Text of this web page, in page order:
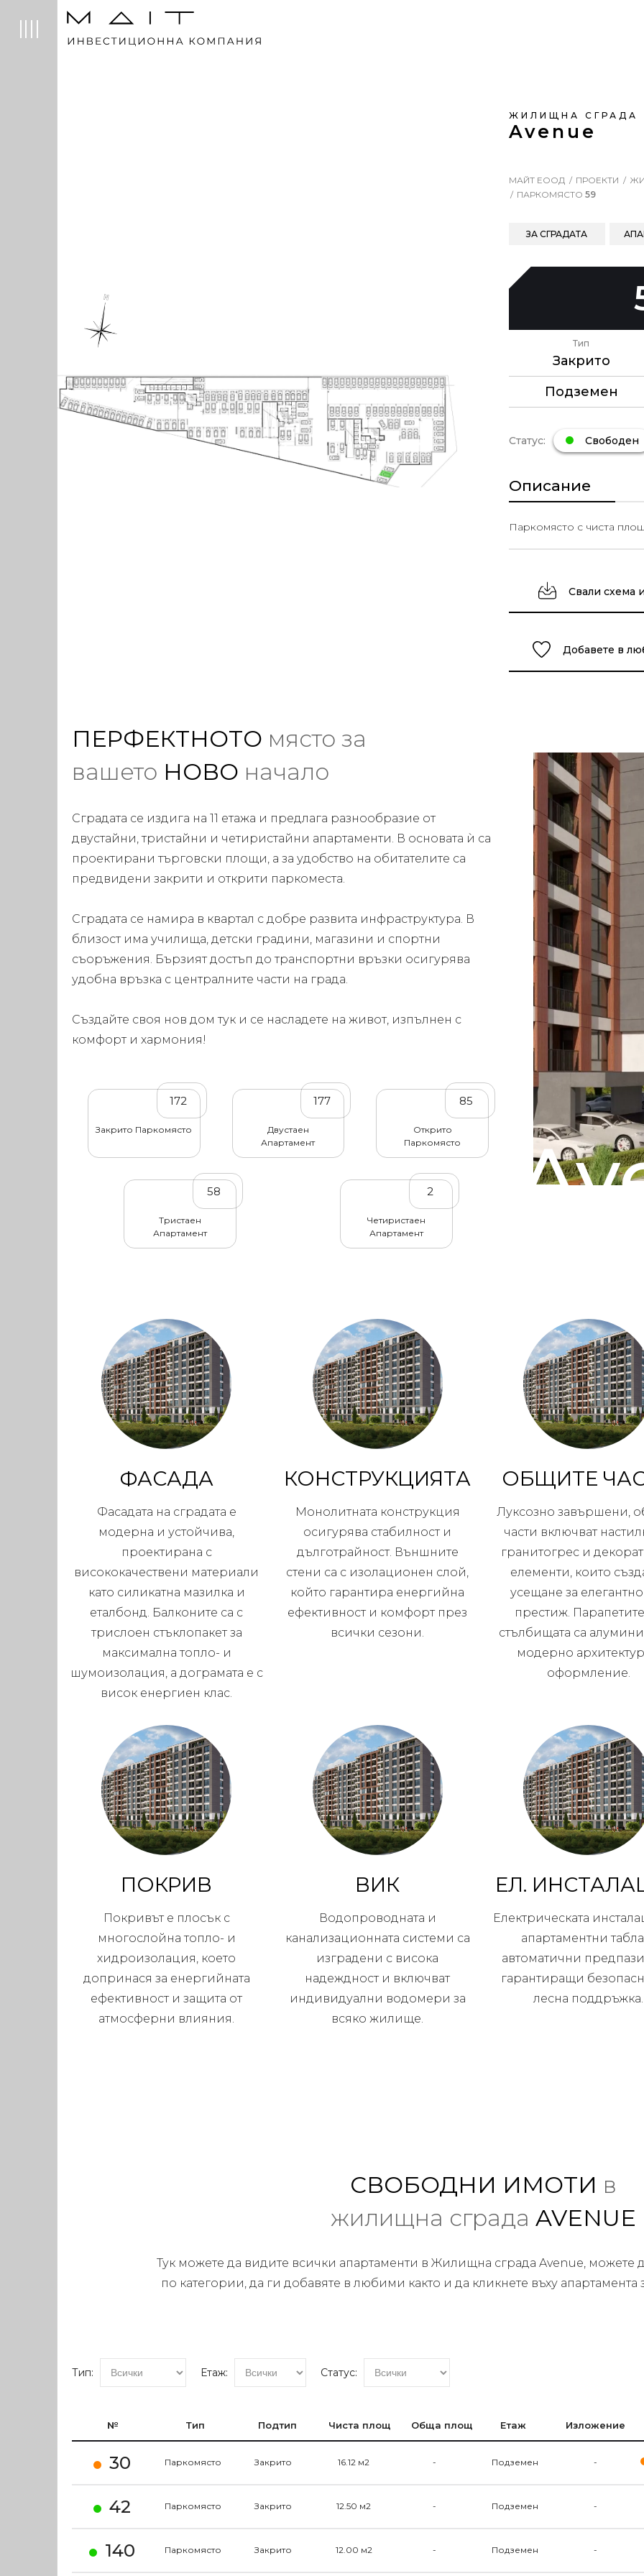
ЖИЛИЩНА СГРАДА
Avenue
МАЙТ ЕООД ПРОЕКТИ
ПАРКОМЯСТО 59
ЗА СГРАДАТА
Тип
Закрито
Подземен
Статус: Свободен
Описание
Паркомясто с чиста площ
Свали схема
Добавете в
ПЕРФЕКТНОТО място за
вашето НОВО начало
Сградата се издига на 11 етажа и предлага разнообразие от
двустайни, тристайни и четиристайни апартаменти. В основата ѝ са
проектирани търговски площи, а за удобство на обитателите са
предвидени закрити и открити паркоместа.
Сградата се намира в квартал с добре развита инфраструктура. В
близост има училища, детски градини, магазини и спортни
съоръжения. Бързият достъп до транспортни връзки осигурява
удобна връзка с централните части на града.
Създайте своя нов дом тук и се насладете на живот, изпълнен с
комфорт и хармония!
172
Закрито Паркомясто
177
Двустаен
Апартамент
85
Открито
Паркомясто
58
Тристаен
Апартамент
2
Четиристаен
Апартамент
ФАСАДА
Фасадата на сградата е
модерна и устойчива,
проектирана с
висококачествени материали
като силикатна мазилка и
еталбонд. Балконите са с
трислоен стъклопакет за
максимална топло- и
шумоизолация, а дограмата е с
висок енергиен клас.
КОНСТРУКЦИЯТА
Монолитната конструкция
осигурява стабилност и
дълготрайност. Външните
стени са с изолационен слой,
който гарантира енергийна
ефективност и комфорт през
всички сезони.
ОБЩИТЕ
Луксозно завършени,
части включват
гранитогрес и
елементи, които
усещане за
престиж.
стълбищата са
модерно
оформление.
ПОКРИВ
Покривът е плосък с
многослойна топло- и
хидроизолация, което
допринася за енергийната
ефективност и защита от
атмосферни влияния.
ВИК
Водопроводната и
канализационната системи са
изградени с висока
надеждност и включват
индивидуални водомери за
всяко жилище.
ЕЛ.
Електрическата
апартаментни
автоматични
гарантиращи
лесна поддръжка.
СВОБОДНИ ИМОТИ в
жилищна сграда AVENUE
Тук можете да видите всички апартаменти в Жилищна сграда Avenue, можете
по категории, да ги добавяте в любими както и да кликнете въху
Тип: Етаж: Статус:
№ Тип Подтип Чиста площ Обща площ Етаж Изложение
30 Паркомясто Закрито 16.12 м2 - Подземен -
42 Паркомясто Закрито 12.50 м2 - Подземен -
140 Паркомясто Закрито 12.00 м2 - Подземен -